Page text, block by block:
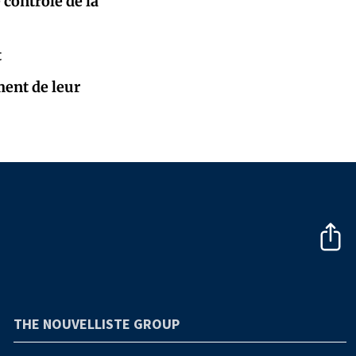
de leur
THE NOUVELLISTE GROUP